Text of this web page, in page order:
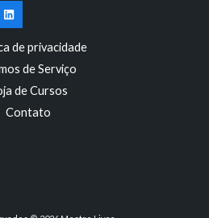
de privacidade
de Serviço
de Cursos
Contato